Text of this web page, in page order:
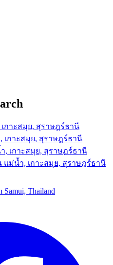
กาะสมุย, สุราษฎร์ธานี
เกาะสมุย, สุราษฎร์ธานี
, เกาะสมุย, สุราษฎร์ธานี
แม่น้ำ, เกาะสมุย, สุราษฎร์ธานี
Samui, Thailand